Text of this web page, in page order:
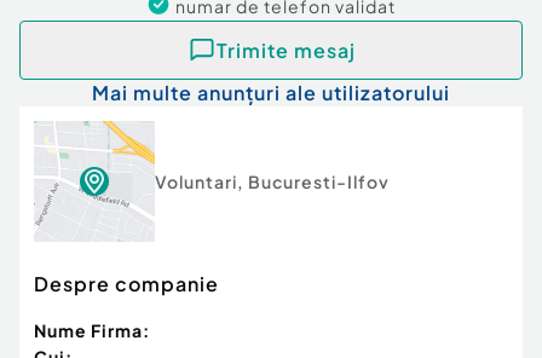
numar de telefon validat
Trimite mesaj
Mai multe anunțuri ale utilizatorului
Voluntari, Bucuresti-Ilfov
Despre companie
Nume Firma: